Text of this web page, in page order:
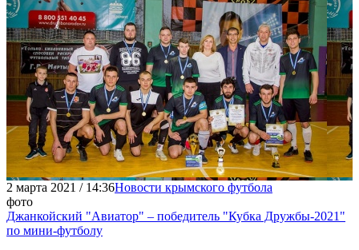
2 марта 2021 / 14:36Новости крымского футбола
фото
Джанкойский "Авиатор" – победитель "Кубка Дружбы-2021"
по мини-футболу